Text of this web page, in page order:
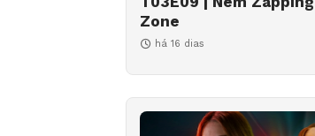
Zone
há 16 dias